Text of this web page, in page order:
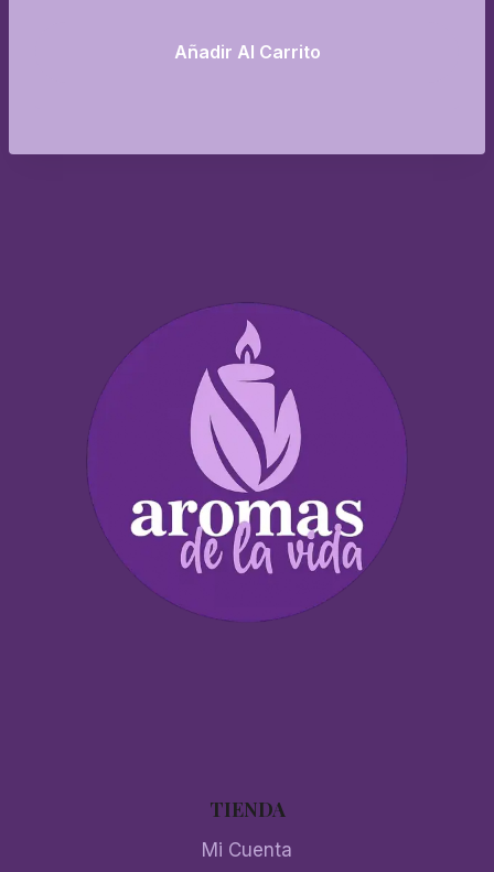
Añadir Al Carrito
TIENDA
Mi Cuenta